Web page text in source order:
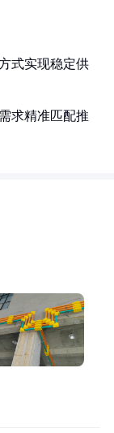
式实现稳定供
求精准匹配推